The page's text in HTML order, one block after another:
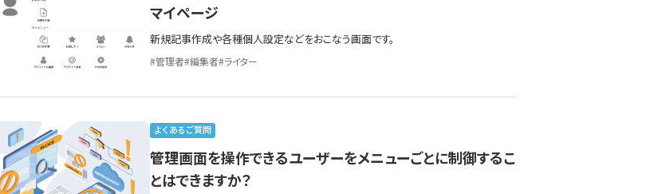
マイページ
新規記事作成や各種個人設定などをおこなう画面です。
管理者 編集者 ライター
よくあるご質問
管理画面を操作できるユーザーをメニューごとに制御するこ
とはできますか？